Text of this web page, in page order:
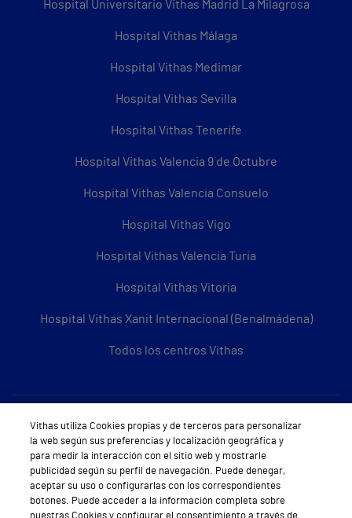
Hospital Universitario Vithas Madrid La Milagrosa
Hospital Vithas Málaga
Hospital Vithas Medimar
Hospital Vithas Sevilla
Hospital Vithas Tenerife
Hospital Vithas Valencia 9 de Octubre
Hospital Vithas Valencia Consuelo
Hospital Vithas Vigo
Hospital Vithas Valencia Turia
Hospital Vithas Vitoria
Hospital Vithas Xanit Internacional (Benalmádena)
Todos los centros Vithas
Sobre Vithas
Quiénes somos
Trabajar en Vithas
Teléfono Cita Médica
Vithas utiliza Cookies propias y de terceros para personalizar
la web según sus preferencias y localización geográfica y
para medir la interacción con el sitio web y mostrarle
publicidad según su perfil de navegación. Puede denegar,
aceptar su uso o configurarlas con los correspondientes
botones. Puede acceder a la información completa sobre